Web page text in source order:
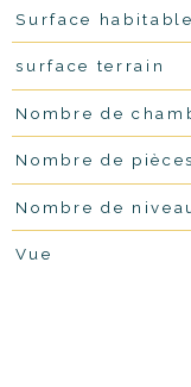
Surface
surface terrain
Nombre de
Nombre de pièces
Nombre de
Vue